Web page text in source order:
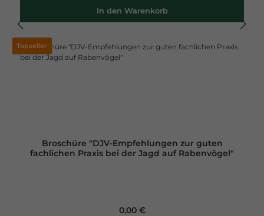
In den Warenkorb
Topseller
Broschüre "DJV-Empfehlungen zur guten
fachlichen Praxis bei der Jagd auf Rabenvögel"
Regulärer Preis:
0,00 €